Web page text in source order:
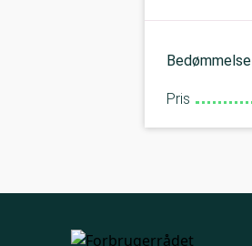
Bedømmelse
Pris